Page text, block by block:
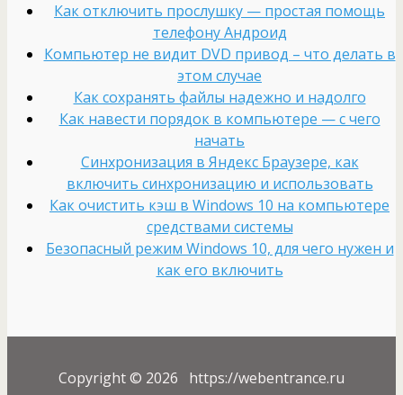
Как отключить прослушку — простая помощь
телефону Андроид
Компьютер не видит DVD привод – что делать в
этом случае
Как сохранять файлы надежно и надолго
Как навести порядок в компьютере — с чего
начать
Cинхронизация в Яндекс Браузере, как
включить синхронизацию и использовать
Как очистить кэш в Windows 10 на компьютере
средствами системы
Безопасный режим Windows 10, для чего нужен и
как его включить
Copyright © 2026 https://webentrance.ru